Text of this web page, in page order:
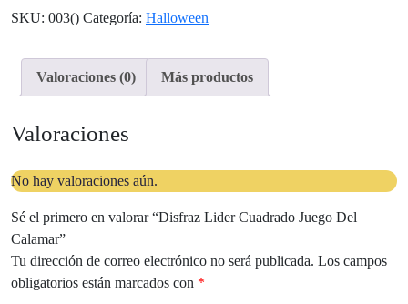
SKU: 003() Categoría: Halloween
Valoraciones (0) Más productos
Valoraciones
No hay valoraciones aún.
Sé el primero en valorar “Disfraz Lider Cuadrado Juego Del
Calamar”
Tu dirección de correo electrónico no será publicada. Los campos
obligatorios están marcados con *